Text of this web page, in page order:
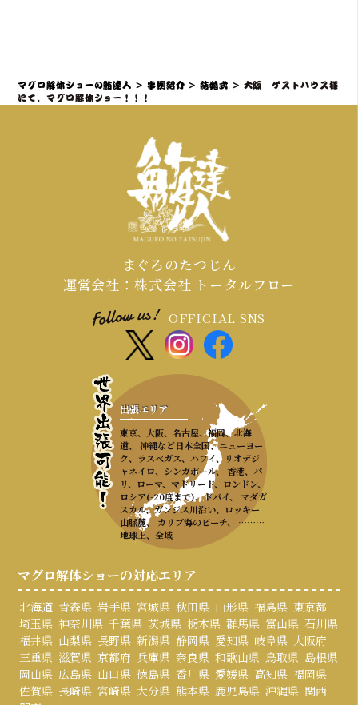
われるような特別な体験を提供しま
実績を持つ私たちが、会場となるホテ
備をサポートいたしますのでご安心く
マグロ解体ショーの鮪達人 > 事例紹介 >結婚式 > 大阪 ゲストハウス様
にて、マグロ解体ショー！！！
まぐろのたつじん
運営会社：株式会社 トータルフロー
OFFICIAL SNS
出張エリア
東京、大阪、名古屋、福岡、北海
道、 沖縄など日本全国、ニューヨー
ク、ラスベガス、ハワイ、リオデジ
ャネイロ、シンガポール、 香港、パ
リ、ローマ、マドリード、ロンドン、
ロシア(-20度まで)、ドバイ、 マダガ
スカル、ガンジス川沿い、ロッキー
山脈麓、 カリブ海のビーチ、 ………
地球上、全域
マグロ解体ショーの対応エリア
北海道 青森県 岩手県 宮城県 秋田県 山形県 福島県 東京都
埼玉県 神奈川県 千葉県 茨城県 栃木県 群馬県 富山県 石川県
福井県 山梨県 長野県 新潟県 静岡県 愛知県 岐阜県 大阪府
三重県 滋賀県 京都府 兵庫県 奈良県 和歌山県 鳥取県 島根県
岡山県 広島県 山口県 徳島県 香川県 愛媛県 高知県 福岡県
佐賀県 長崎県 宮崎県 大分県 熊本県 鹿児島県 沖縄県 関西